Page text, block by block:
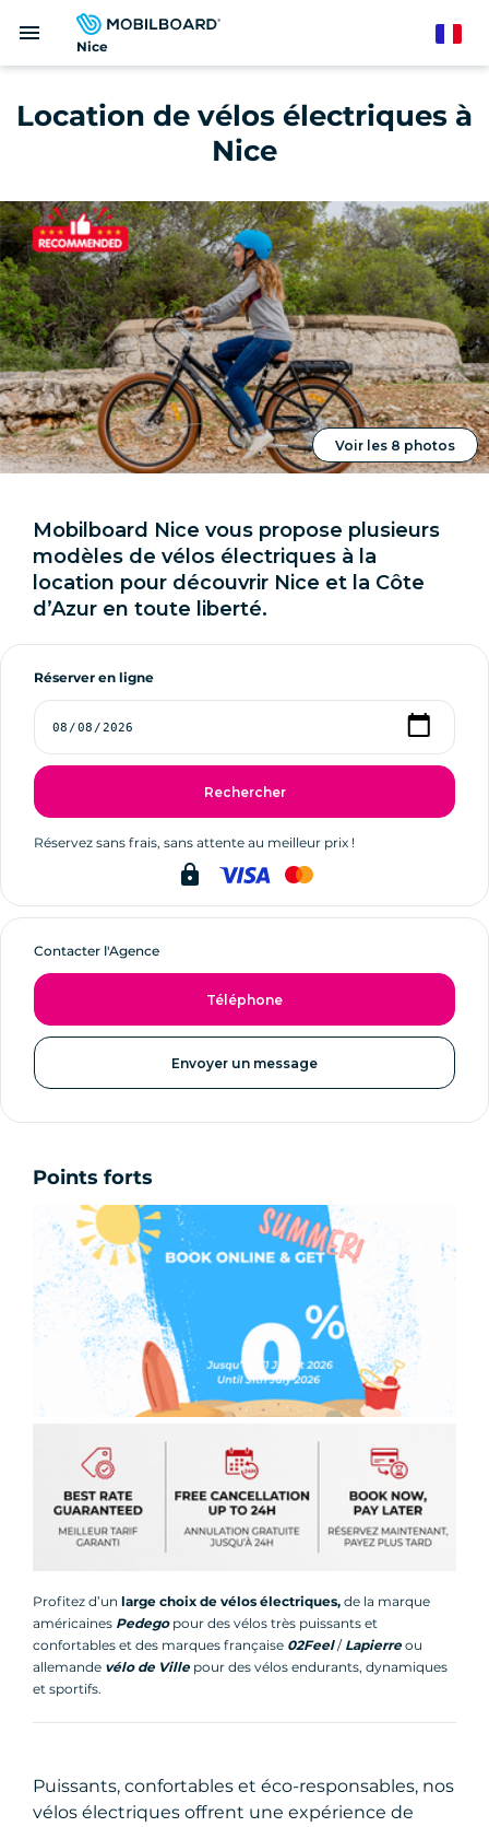
Nice
menu
Location de vélos électriques à
Nice
Voir les 8 photos
Mobilboard Nice vous propose plusieurs
modèles de vélos électriques à la
location pour découvrir Nice et la Côte
d’Azur en toute liberté.
Réserver en ligne
Rechercher
Réservez sans frais, sans attente au meilleur prix !
lock
Contacter l'Agence
Téléphone
Envoyer un message
Points forts
Profitez d’un large choix de vélos électriques, de la marque
américaines Pedegopour des vélos très puissants et
confortables et des marques française 02Feel/ Lapierre ou
allemande vélo de Ville pour des vélos endurants, dynamiques
et sportifs.
Puissants, confortables et éco-responsables, nos
vélos électriques offrent une expérience de